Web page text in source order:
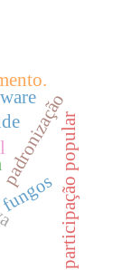
padronizaçãoparticipação popular
fungos